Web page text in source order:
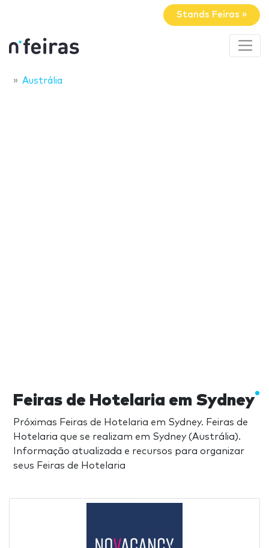
Stands Feiras »
Austrália
Feiras de Hotelaria em Sydney
Próximas Feiras de Hotelaria em Sydney. Feiras de
Hotelaria que se realizam em Sydney (Austrália).
Informação atualizada e recursos para organizar
seus Feiras de Hotelaria